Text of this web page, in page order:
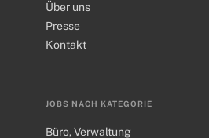
JOBS NACH KATEGORIE
Büro, Verwaltung
Über uns
Presse
Kontakt